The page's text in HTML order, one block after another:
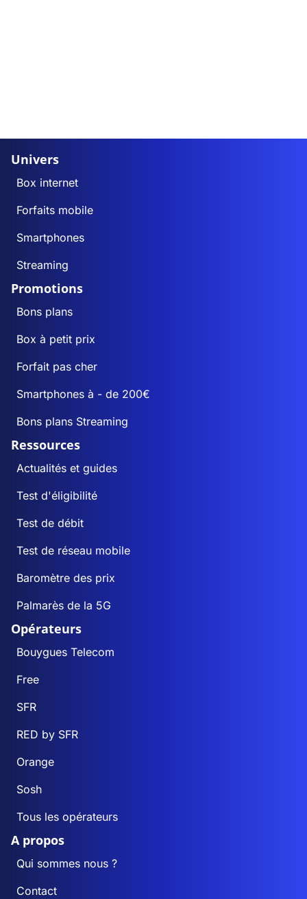
Univers
Box internet
Forfaits mobile
Smartphones
Streaming
Promotions
Bons plans
Box à petit prix
Forfait pas cher
Smartphones à - de 200€
Bons plans Streaming
Ressources
Actualités et guides
Test d'éligibilité
Test de débit
Test de réseau mobile
Baromètre des prix
Palmarès de la 5G
Opérateurs
Bouygues Telecom
Free
SFR
RED by SFR
Orange
Sosh
Tous les opérateurs
A propos
Qui sommes nous ?
Contact